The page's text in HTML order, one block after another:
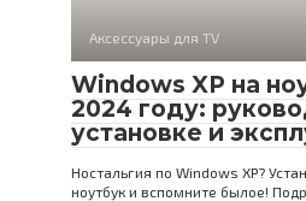
Аксессуары для TV
Windows XP на
2024 году:
установке и
Ностальгия по Windows XP?
ноутбук и вспомните былое!